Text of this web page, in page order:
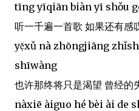
tīng yīqiān biàn yī shǒu
听一千遍一首歌 如果还有感
yẹ̌xǔ nà zhōngjiāng
shīwàng
也许那终将只是渴望 曾经的
nàxiē àiguo hé bèi ài de